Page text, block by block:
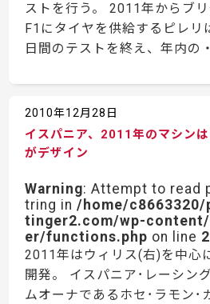
ストを行う。 2011年からブリ
F1にタイヤを供給するピレリ
日間のテストを終え、年内の
2010年12月28日
イスパニア、2011年のマシン
がデザイン
Warning: Attempt to read
tring in/home/
tinger2.com/wp-
er/functions.php on line
2011年はウィリス(右)を中心
開発。 イスパニア･レーシン
ムオーナであるホセ･ラモン･